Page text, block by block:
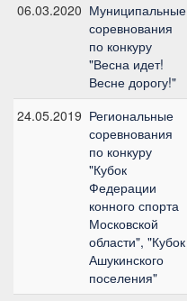
06.03.2020 Муниципальные
соревнования
по конкуру
"Весна идет!
Весне дорогу!"
24.05.2019 Региональные
соревнования
по конкуру
"Кубок
Федерации
конного спорта
Московской
области", "Кубок
Ашукинского
поселения"